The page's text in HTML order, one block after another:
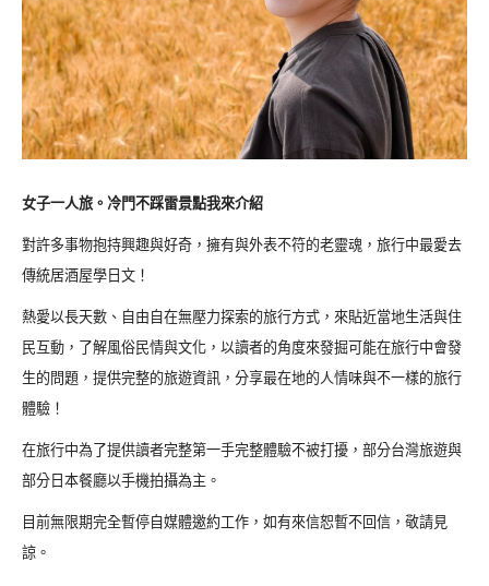
女子一人旅。冷門不踩雷景點我來介紹
對許多事物抱持興趣與好奇，擁有與外表不符的老靈魂，旅行中最愛去
傳統居酒屋學日文！
熱愛以長天數、自由自在無壓力探索的旅行方式，來貼近當地生活與住
民互動，了解風俗民情與文化，以讀者的角度來發掘可能在旅行中會發
生的問題，提供完整的旅遊資訊，分享最在地的人情味與不一樣的旅行
體驗！
在旅行中為了提供讀者完整第一手完整體驗不被打擾，部分台灣旅遊與
部分日本餐廳以手機拍攝為主。
目前無限期完全暫停自媒體邀約工作，如有來信恕暫不回信，敬請見
諒。